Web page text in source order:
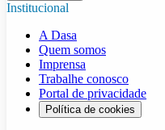
Institucional
A Dasa
Quem somos
Imprensa
Trabalhe conosco
Portal de privacidade
Política de cookies